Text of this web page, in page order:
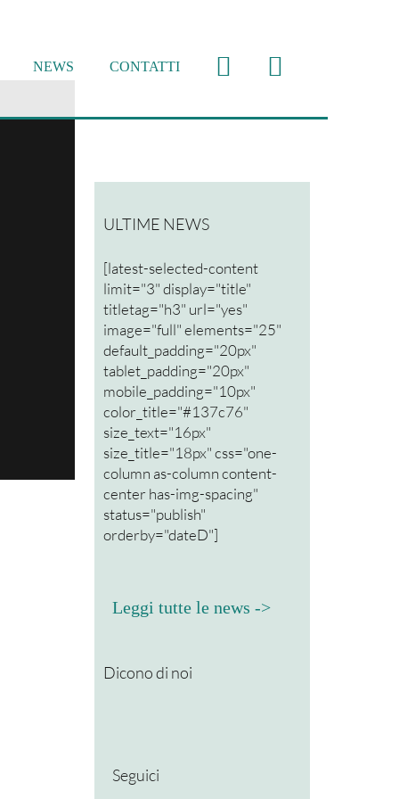
NEWS CONTATTI
ULTIME NEWS
[latest-selected-content
limit="3" display="title"
titletag="h3" url="yes"
image="full" elements="25"
default_padding="20px"
tablet_padding="20px"
mobile_padding="10px"
color_title="#137c76"
size_text="16px"
size_title="18px" css="one-
column as-column content-
center has-img-spacing"
status="publish"
orderby="dateD"]
Leggi tutte le news ->
Dicono di noi
Seguici